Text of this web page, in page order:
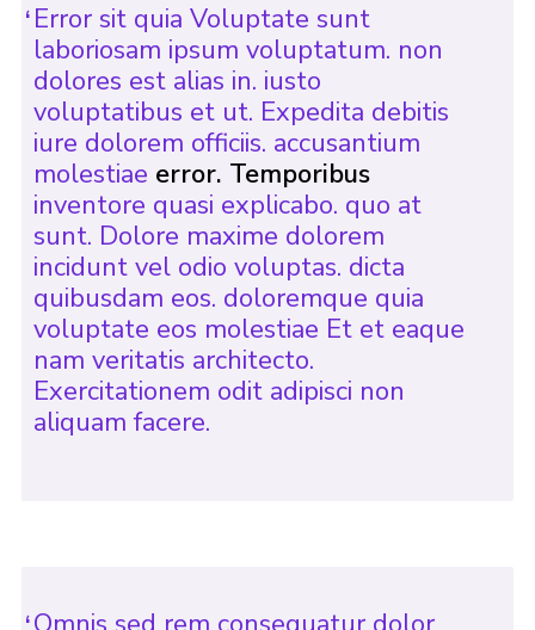
Error sit quia Voluptate sunt
laboriosam ipsum voluptatum. non
dolores est alias in. iusto
voluptatibus et ut. Expedita debitis
iure dolorem officiis. accusantium
molestiae error. Temporibus
inventore quasi explicabo. quo at
sunt. Dolore maxime dolorem
incidunt vel odio voluptas. dicta
quibusdam eos. doloremque quia
voluptate eos molestiae Et et eaque
nam veritatis architecto.
Exercitationem odit adipisci non
aliquam facere.